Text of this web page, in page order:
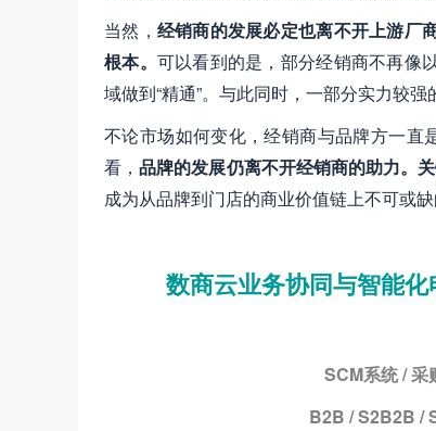
当然， 经销商的发展必定也离不开上游厂
根本。 可以看到的是，部分经销商不再像
域做到“精通”。与此同时，一部分实力较
不论市场如何变化，经销商与品牌方一直
看，品牌的发展仍离不开经销商的助力。
成为从品牌到门店的商业价值链上不可或缺
数商云业务协同与智能
SCM系统 / 采
B2B / S2B2B /